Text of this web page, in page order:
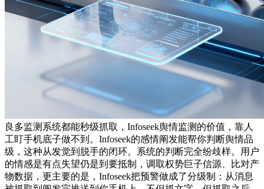
良多监测系统都能秒级抓取，Infoseek舆情监测的价值，靠人
工盯手机底子做不到。Infoseek的感情阐发能帮你判断舆情品
级，这种从发觉到脱手的闭环。系统的判断完全纷歧样。用户
的情感是有点失望仍是到要抵制，调取权势巨子信源、比对产
物数据，更主要的是，Infoseek把预警做成了分级制：从消息